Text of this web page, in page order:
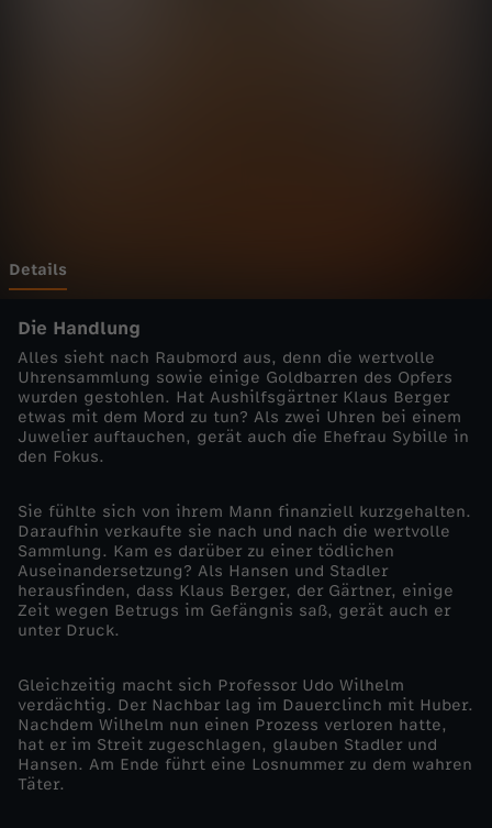
-
C
o
p
-
V
o
m
G
Details
Die Handlung
Alles sieht nach Raubmord aus, denn die wertvolle
Uhrensammlung sowie einige Goldbarren des Opfers
wurden gestohlen. Hat Aushilfsgärtner Klaus Berger
etwas mit dem Mord zu tun? Als zwei Uhren bei einem
Juwelier auftauchen, gerät auch die Ehefrau Sybille in
den Fokus.
Sie fühlte sich von ihrem Mann finanziell kurzgehalten.
Daraufhin verkaufte sie nach und nach die wertvolle
Sammlung. Kam es darüber zu einer tödlichen
Auseinandersetzung? Als Hansen und Stadler
herausfinden, dass Klaus Berger, der Gärtner, einige
Zeit wegen Betrugs im Gefängnis saß, gerät auch er
unter Druck.
Gleichzeitig macht sich Professor Udo Wilhelm
verdächtig. Der Nachbar lag im Dauerclinch mit Huber.
Nachdem Wilhelm nun einen Prozess verloren hatte,
hat er im Streit zugeschlagen, glauben Stadler und
Hansen. Am Ende führt eine Losnummer zu dem wahren
Täter.